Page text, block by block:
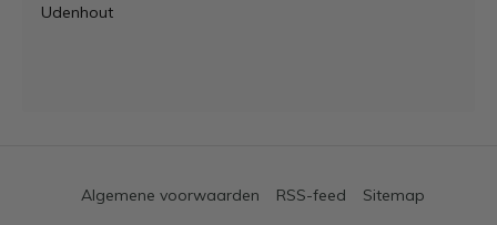
Udenhout
Algemene voorwaarden RSS-feed Sitemap